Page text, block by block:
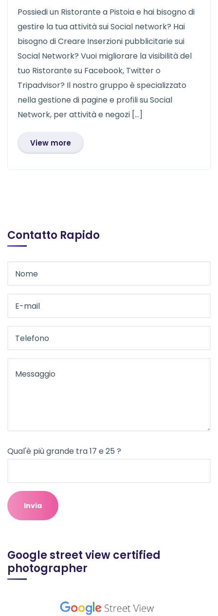
Possiedi un Ristorante a Pistoia e hai bisogno di
gestire la tua attività sui Social network? Hai
bisogno di Creare Inserzioni pubblicitarie sui
Social Network? Vuoi migliorare la visibilità del
tuo Ristorante su Facebook, Twitter o
Tripadvisor? Il nostro gruppo è specializzato
nella gestione di pagine e profili su Social
Network, per attività e negozi […]
View more
Contatto Rapido
Qual'è più grande tra 17 e 25 ?
Google street view certified
photographer